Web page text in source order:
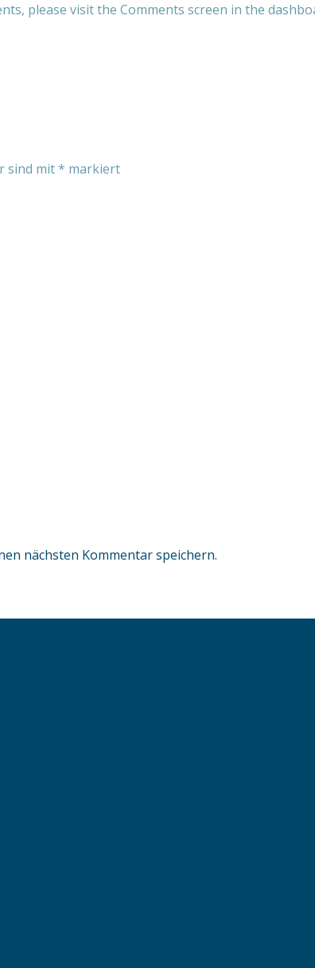
please visit the Comments screen in the
sind mit* markiert
nächsten Kommentar speichern.